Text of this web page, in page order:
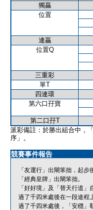
獨贏
位置
連贏
位置Q
三重彩
單T
四連環
第六口孖寶
第二口孖T
派彩備註：於勝出組合中，
序」。
競賽事件報告
「友運行」出閘笨拙，起
「經典皇牌」出閘笨拙。
「好好境」及「替天行道」
過了千四米處後在一段途程
過了千四米處後，「安穩」